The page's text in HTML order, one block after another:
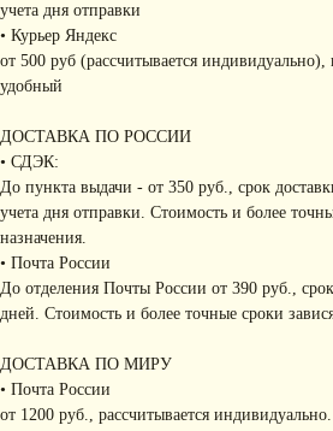
учета дня отправки
• Курьер Яндекс
от 500 руб (рассчитывается
удобный
ДОСТАВКА ПО РОССИИ
• СДЭК:
До пункта выдачи - от 350 руб., срок
учета дня отправки. Стоимость и более
назначения.
• Почта России
До отделения Почты России от 390 руб.,
дней. Стоимость и более точные сроки
ДОСТАВКА ПО МИРУ
• Почта России
от 1200 руб., рассчитывается индивидуально.